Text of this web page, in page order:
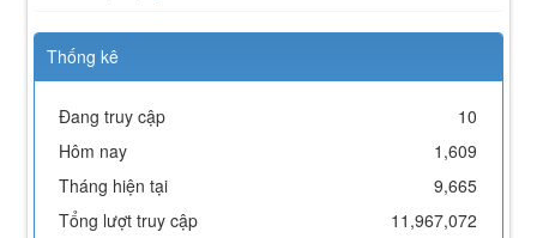
Thống kê
Đang truy cập
10
Hôm nay
1,609
Tháng hiện tại
9,665
Tổng lượt truy cập
11,967,072